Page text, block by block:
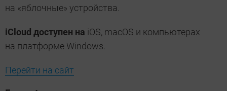
на «яблочные» устройства.
iCloud доступен на iOS, macOS и компьютерах
на платформе Windows.
Перейти на сайт